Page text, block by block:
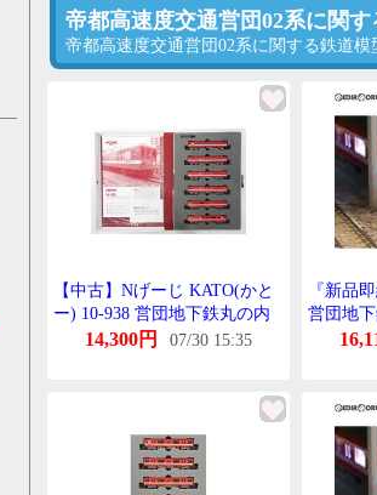
帝都高速度交通営団02系に関
帝都高速度交通営団02系に関する鉄道
【中古】Nげーじ KATO(かと
ー) 10-938 営団地下鉄丸の内
線 02系 丸の内線開通50周年記
14,300円 07/30 15:35
『新品
営団地
内線開
す)/